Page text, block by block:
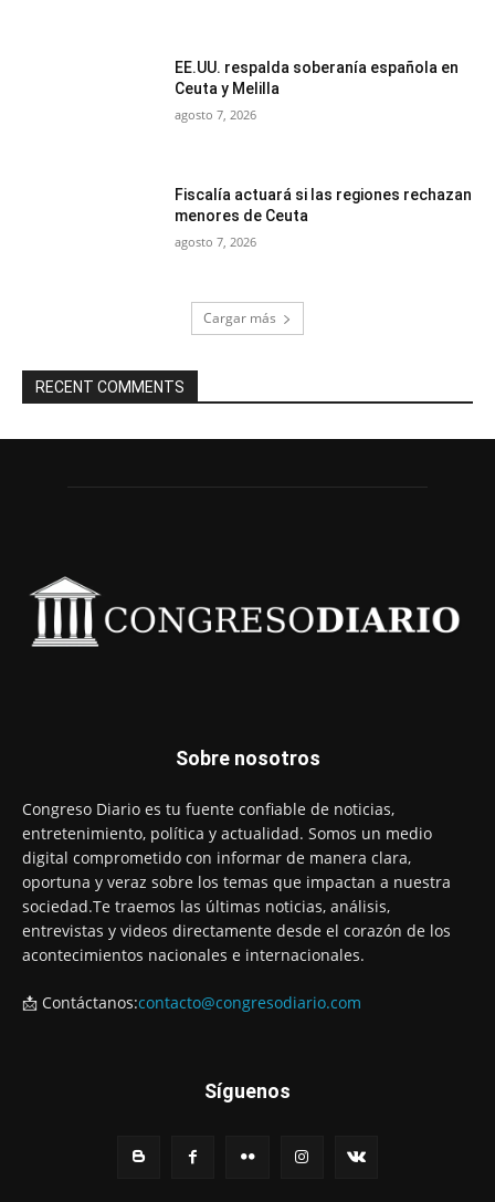
EE.UU. respalda soberanía española en
Ceuta y Melilla
agosto 7, 2026
Fiscalía actuará si las regiones rechazan
menores de Ceuta
agosto 7, 2026
Cargar más
RECENT COMMENTS
Sobre nosotros
Congreso Diario es tu fuente confiable de noticias,
entretenimiento, política y actualidad. Somos un medio
digital comprometido con informar de manera clara,
oportuna y veraz sobre los temas que impactan a nuestra
sociedad.Te traemos las últimas noticias, análisis,
entrevistas y videos directamente desde el corazón de los
acontecimientos nacionales e internacionales.
📩 Contáctanos:contacto@congresodiario.com
Síguenos